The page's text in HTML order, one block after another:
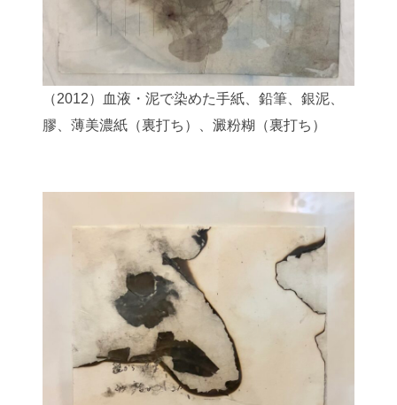
（2012）血液・泥で染めた手紙、鉛筆、銀泥、
膠、薄美濃紙（裏打ち）、澱粉糊（裏打ち）